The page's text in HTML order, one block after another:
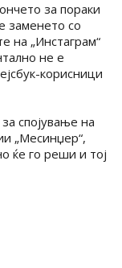
за пораки
заменето со
на „Инстаграм“
не е
корисници
спојување на
„Месинџер“,
ќе го реши и тој